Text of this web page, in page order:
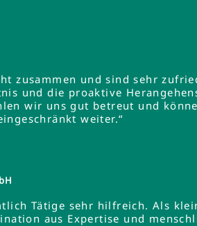
zusammen und sind sehr
und die proaktive
wir uns gut betreut und
weiter.“
Tätige sehr hilfreich. Als
aus Expertise und